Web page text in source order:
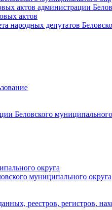
актов администрации
актов
народных депутатов
Беловского
округа
муниципального округа
реестров, регистров,